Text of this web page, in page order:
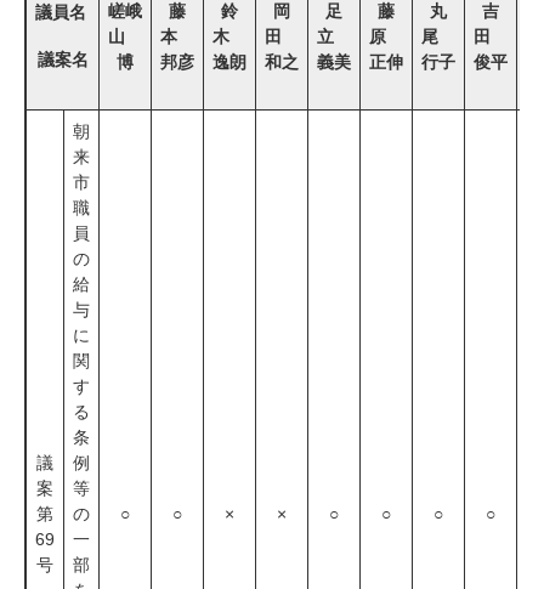
議員名
議案名
嵯峨
山
博
藤
本
邦彦
鈴
木
逸朗
岡
田
和之
足
立
義美
藤
原
正伸
丸
尾
行子
吉
田
俊平
議
案
第
69
号
朝
来
市
職
員
の
給
与
に
関
す
る
条
例
等
の
一
部
○ ○ × × ○ ○ ○ ○